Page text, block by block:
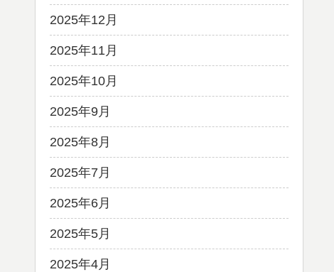
2025年12月
2025年11月
2025年10月
2025年9月
2025年8月
2025年7月
2025年6月
2025年5月
2025年4月